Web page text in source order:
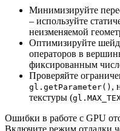
Минимизируйте
– используйте
неизменяемой
Оптимизируйте
операторов в
фиксированным
Проверяйте
gl.getParameter() ,
текстуры (
Ошибки в работе с GPU
Включите режим отладки